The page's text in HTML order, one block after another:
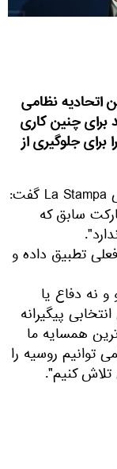
اتحادیه نظامی
برای چنین کاری
جلوگیری از
استولتنبرگ در مصاحبه با روزنامه ایتالیایی La Stampa گفت:
سابق که
تطبیق داده و
و نه دفاع یا
پیگیرانه
همسایه ما
توانیم روسیه را
کنیم".